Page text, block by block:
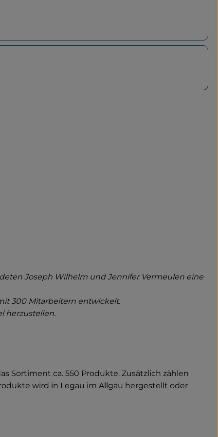
Joseph Wilhelm und Jennifer Vermeulen eine
300 Mitarbeitern entwickelt.
herzustellen.
Sortiment ca. 550 Produkte. Zusätzlich zählen
wird in Legau im Allgäu hergestellt oder